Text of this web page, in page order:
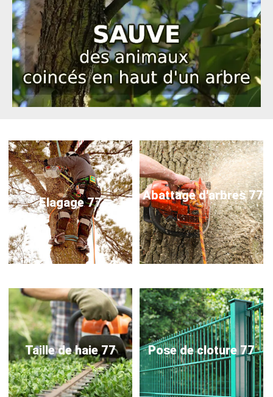
Elagage 77 Abattage d'arbres 77
Taille de haie 77 Pose de cloture 77